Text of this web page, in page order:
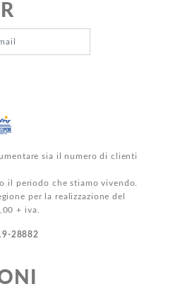
sia il numero di clienti
il periodo che stiamo vivendo.
per la realizzazione del
+ iva.
28882